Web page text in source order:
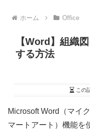
ホーム Office
【Word】組織
する方法
この
Microsoft Word（マイ
マートアート）機能を